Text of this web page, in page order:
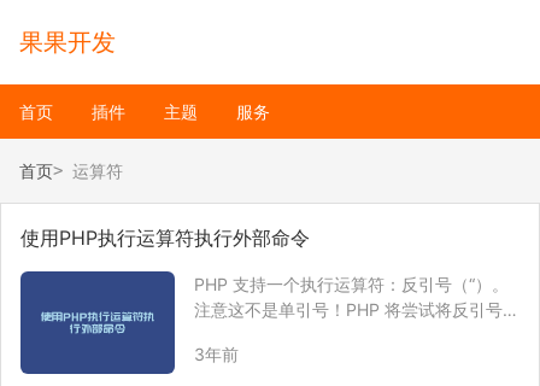
果果开发
首页 插件 主题 服务
首页 运算符
使用PHP执行运算符执行外部命令
PHP 支持一个执行运算符：反引号（“）。
注意这不是单引号！PHP 将尝试将反引号中
信息返回（即，可以赋给一个变量而不是简
3年前